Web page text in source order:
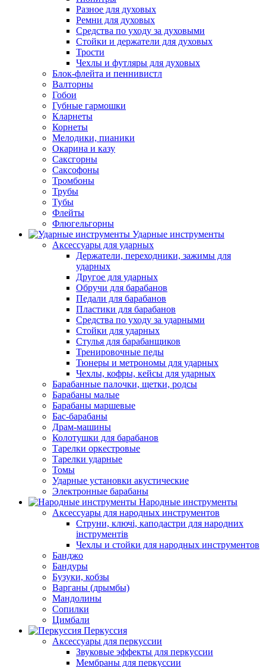
Разное для духовых
Ремни для духовых
Средства по уходу за духовыми
Стойки и держатели для духовых
Трости
Чехлы и футляры для духовых
Блок-флейта и пеннивистл
Валторны
Гобои
Губные гармошки
Кларнеты
Корнеты
Мелодики, пианики
Окарина и казу
Саксгорны
Саксофоны
Тромбоны
Трубы
Тубы
Флейты
Флюгельгорны
Ударные инструменты
Аксессуары для ударных
Держатели, переходники, зажимы для
ударных
Другое для ударных
Обручи для барабанов
Педали для барабанов
Пластики для барабанов
Средства по уходу за ударными
Стойки для ударных
Стулья для барабанщиков
Тренировочные педы
Тюнеры и метрономы для ударных
Чехлы, кофры, кейсы для ударных
Барабанные палочки, щетки, родсы
Барабаны малые
Барабаны маршевые
Бас-барабаны
Драм-машины
Колотушки для барабанов
Тарелки оркестровые
Тарелки ударные
Томы
Ударные установки акустические
Электронные барабаны
Народные инструменты
Аксессуары для народных инструментов
Струни, ключі, каподастри для народних
інструментів
Чехлы и стойки для народных инструментов
Банджо
Бандуры
Бузуки, кобзы
Варганы (дрымбы)
Мандолины
Сопилки
Цимбали
Перкуссия
Аксессуары для перкуссии
Звуковые эффекты для перкуссии
Мембраны для перкуссии